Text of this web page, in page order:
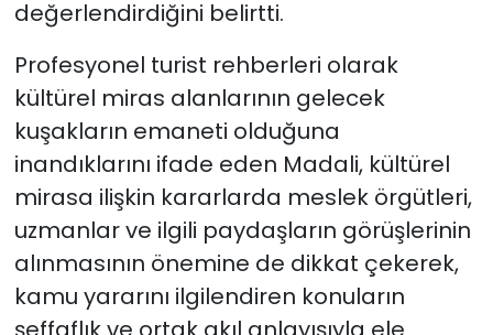
değerlendirdiğini belirtti.
Profesyonel turist rehberleri olarak
kültürel miras alanlarının gelecek
kuşakların emaneti olduğuna
inandıklarını ifade eden Madali, kültürel
mirasa ilişkin kararlarda meslek örgütleri,
uzmanlar ve ilgili paydaşların görüşlerinin
alınmasının önemine de dikkat çekerek,
kamu yararını ilgilendiren konuların